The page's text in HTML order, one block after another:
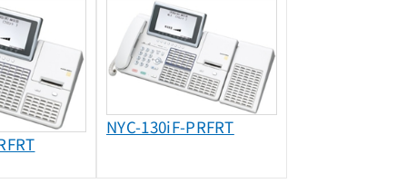
NYC-130iF-PRFRT